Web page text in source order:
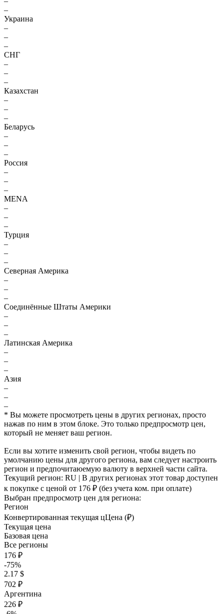
–
Украина
–
–
–
СНГ
–
–
–
Казахстан
–
–
–
Беларусь
–
–
–
Россия
–
–
–
MENA
–
–
–
Турция
–
–
–
Северная Америка
–
–
–
Соединённые Штаты Америки
–
–
–
Латинская Америка
–
–
–
Азия
–
–
–
* Вы можете просмотреть цены в других регионах, просто
нажав по ним в этом блоке. Это только предпросмотр цен,
который не меняет ваш регион.
Если вы хотите изменить свой регион, чтобы видеть по
умолчанию цены для другого региона, вам следует настроить
регион и предпочитаюемую валюту в верхней части сайта.
Текущий регион: RU | В других регионах этот товар доступен
к покупке с ценой от 176 ₽ (без учета ком. при оплате)
Выбран предпросмотр цен для региона:
Регион
Конвертированная текущая цЦена (₽)
Текущая цена
Базовая цена
Все регионы
176 ₽
-75%
2.17 $
702 ₽
Аргентина
226 ₽